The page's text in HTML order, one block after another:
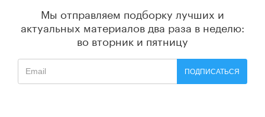
Мы отправляем подборку лучших и
актуальных материалов два раза в неделю:
во вторник и пятницу
ПОДПИСАТЬСЯ